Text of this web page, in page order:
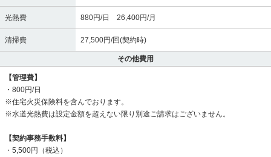
光熱費 880円/日 26,400円/月
清掃費 27,500円/回(契約時)
その他費用
【管理費】
・800円/日
※住宅火災保険料を含んでおります。
※水道光熱費は設定金額を超えない限り別途ご請求はございません。
【契約事務手数料】
・5,500円（税込）